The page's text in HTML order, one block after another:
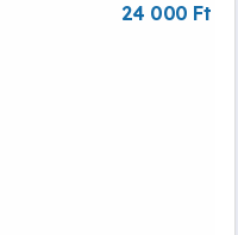
24 000 Ft